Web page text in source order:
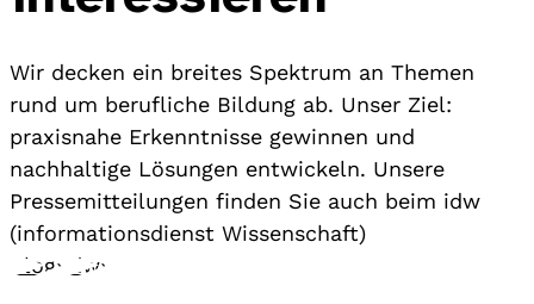
Wir decken ein breites Spektrum an Themen
rund um berufliche Bildung ab. Unser Ziel:
praxisnahe Erkenntnisse gewinnen und
nachhaltige Lösungen entwickeln. Unsere
Pressemitteilungen finden Sie auch beim idw
(informationsdienst Wissenschaft)
Blog› idw›